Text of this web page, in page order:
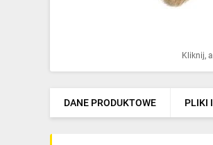
Ogrzewanie
Elektronarzędzia i mierniki
Kliknij,
DANE PRODUKTOWE PLIKI